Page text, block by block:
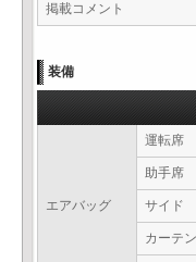
掲載コメント
装備
エアバッグ
運転席
助手席
サイド
カーテン